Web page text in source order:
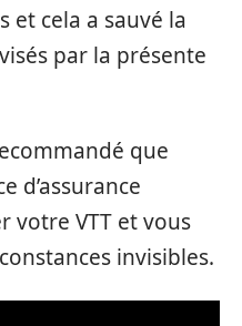
et cela a sauvé la
par la présente
que
d’assurance
votre VTT et vous
invisibles.